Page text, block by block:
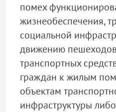
помех
жизнеобеспечения,
социальной
движению
транспортных
граждан к жилым
объектам
инфраструктуры